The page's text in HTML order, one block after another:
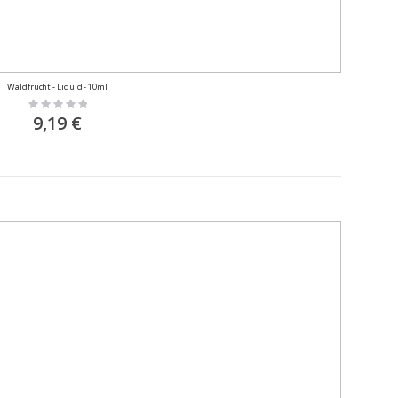
Waldfrucht - Liquid - 10ml
Rating:
0%
9,19 €